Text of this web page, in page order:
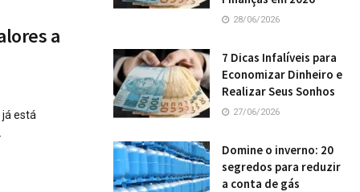
a
está
28/06/2026
7 Dicas Infalíveis para
Economizar Dinheiro e
Realizar Seus Sonhos
27/06/2026
Domine o inverno: 20
segredos para reduzir
a conta de gás